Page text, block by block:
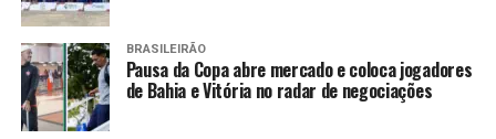
BRASILEIRÃO
Pausa da Copa abre mercado e coloca jogadores
de Bahia e Vitória no radar de negociações